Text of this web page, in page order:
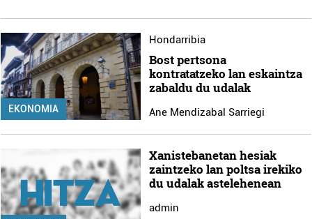
EKONOMIA
Hondarribia
Bost pertsona
kontratatzeko lan eskaintza
zabaldu du udalak
Ane Mendizabal Sarriegi
Xanistebanetan hesiak
zaintzeko lan poltsa irekiko
du udalak astelehenean
admin